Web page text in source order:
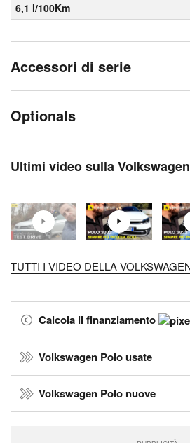
6,1 l/100Km
Accessori di serie
Optionals
Ultimi video sulla
TUTTI I VIDEO DELLA
Calcola il finanziamento
Volkswagen Polo usate
Volkswagen Polo nuove